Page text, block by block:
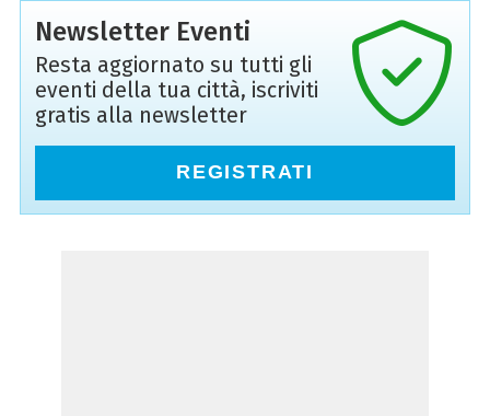
Newsletter Eventi
Resta aggiornato su tutti gli
eventi della tua città, iscriviti
gratis alla newsletter
REGISTRATI